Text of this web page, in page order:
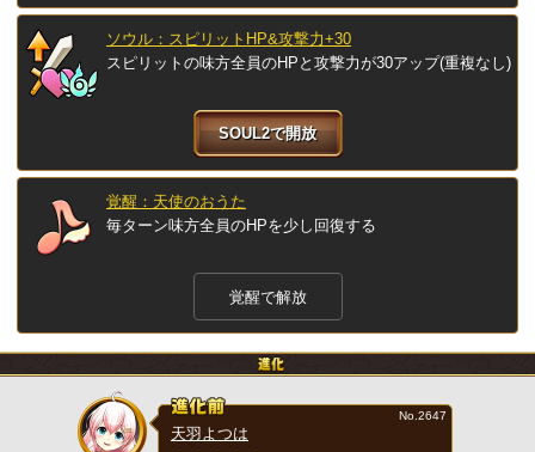
ソウル：スピリットHP&攻撃力+30
スピリットの味方全員のHPと攻撃力が30アップ(重複なし)
SOUL2で開放
覚醒：天使のおうた
毎ターン味方全員のHPを少し回復する
覚醒で解放
天羽よつは
No.2647